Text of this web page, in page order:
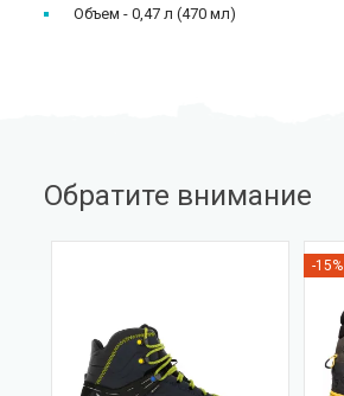
Объем - 0,47 л (470 мл)
Обратите внимание
-15%